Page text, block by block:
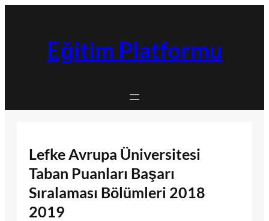
Eğitim Platformu
Lefke Avrupa Üniversitesi
Taban Puanları Başarı
Sıralaması Bölümleri 2018
2019